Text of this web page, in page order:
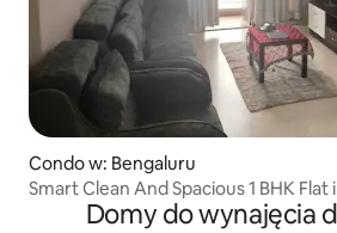
Condo w: Bengaluru
Smart Clean And Spacious 1 BHK Flat
Domy do wynajęcia